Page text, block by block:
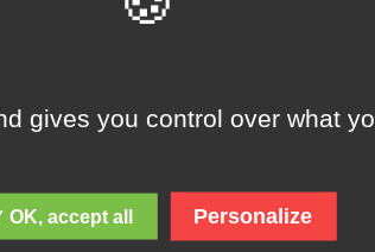
gives you control over what
OK, accept all Personalize